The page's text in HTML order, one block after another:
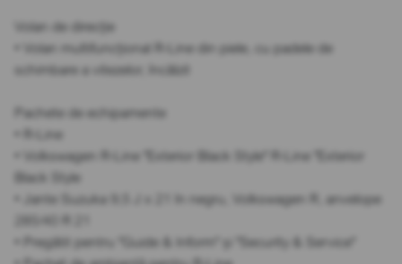
Volan de direcție
• Volan multifuncțional R-Line din piele, cu padele de
schimbare a vitezelor, încălzit
Pachete de echipamente
• R-Line
• Volkswagen R-Line "Exterior Black Style" R-Line "Exterior
Black Style
• Jante Suzuka 9,5 J x 21 în negru, Volkswagen R, anvelope
285/40 R 21
• Pregătit pentru "Guide & Inform" și "Security & Service"